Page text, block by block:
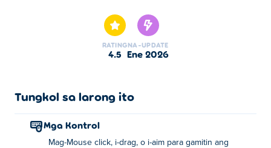
maglaro bilang isang malaking iba't ibang mga bihasang
bayani na nagtatanggal ng masasamang tao at nagliligtas
ng mga inosenteng buhay sa proseso. Itatapon mo ba
gupitin sila sa kalahati sa tulong ng Super Scissors? Nasa
kailangan ng bayang ito?
RATING
4.5
NA-UPDATE
Ene 2026
Tungkol sa larong ito
Mga Kontrol
Mag-Mouse click, i-drag, o i-aim para gamitin ang